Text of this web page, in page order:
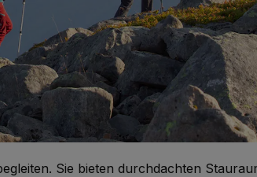
Sie bieten durchdachten